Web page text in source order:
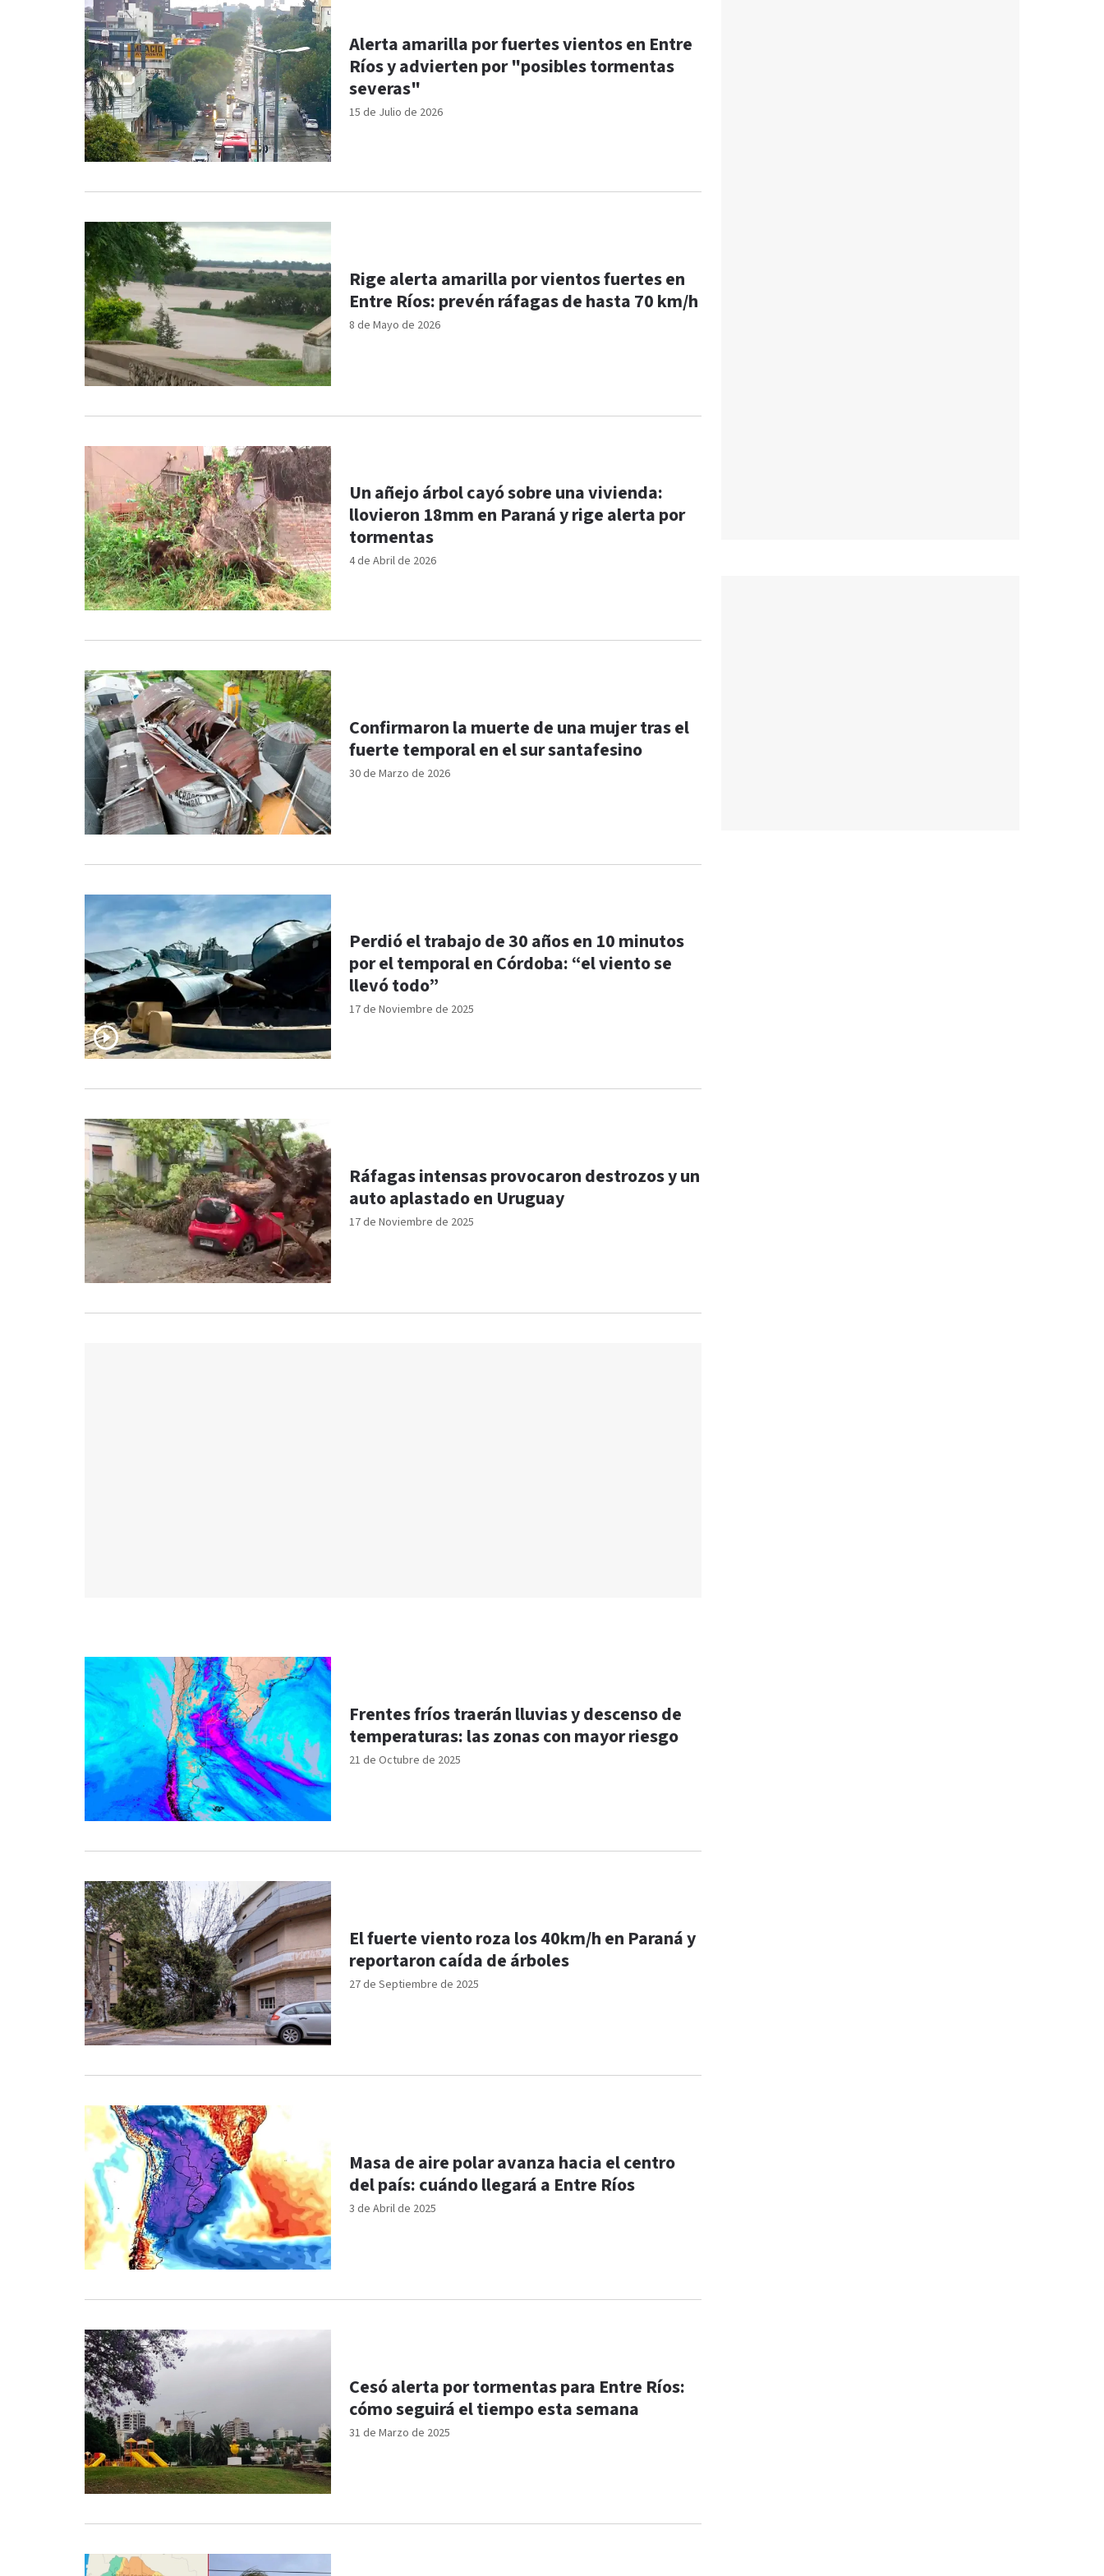
15 de Julio de 2026
Alerta amarilla por fuertes vientos en Entre
Ríos y advierten por "posibles tormentas
severas"
8 de Mayo de 2026
Rige alerta amarilla por vientos fuertes en
Entre Ríos: prevén ráfagas de hasta 70 km/h
4 de Abril de 2026
Un añejo árbol cayó sobre una vivienda:
llovieron 18mm en Paraná y rige alerta por
tormentas
30 de Marzo de 2026
Confirmaron la muerte de una mujer tras el
fuerte temporal en el sur santafesino
17 de Noviembre de 2025
Perdió el trabajo de 30 años en 10 minutos
por el temporal en Córdoba: “el viento se
llevó todo”
17 de Noviembre de 2025
Ráfagas intensas provocaron destrozos y un
auto aplastado en Uruguay
21 de Octubre de 2025
Frentes fríos traerán lluvias y descenso de
temperaturas: las zonas con mayor riesgo
27 de Septiembre de 2025
El fuerte viento roza los 40km/h en Paraná y
reportaron caída de árboles
3 de Abril de 2025
Masa de aire polar avanza hacia el centro
del país: cuándo llegará a Entre Ríos
31 de Marzo de 2025
Cesó alerta por tormentas para Entre Ríos:
cómo seguirá el tiempo esta semana